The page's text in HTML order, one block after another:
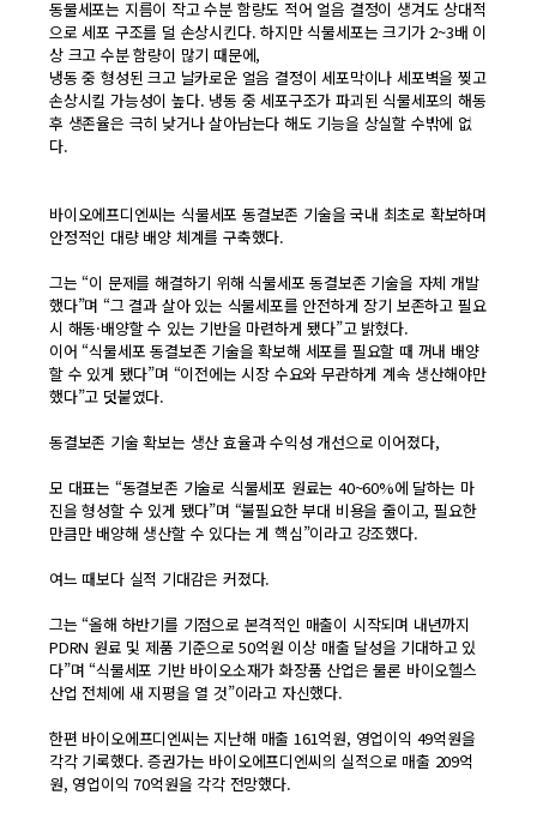
동물세포는 지름이 작고 수분 함량도 적어 얼음 결정이 생겨도 상대적
으로 세포 구조를 덜 손상시킨다. 하지만 식물세포는 크기가 2~3배 이
상 크고 수분 함량이 많기 때문에,
냉동 중 형성된 크고 날카로운 얼음 결정이 세포막이나 세포벽을 찢고
손상시킬 가능성이 높다. 냉동 중 세포구조가 파괴된 식물세포의 해동
후 생존율은 극히 낮거나 살아남는다 해도 기능을 상실할 수밖에 없
다.
바이오에프디엔씨는 식물세포 동결보존 기술을 국내 최초로 확보하며
안정적인 대량 배양 체계를 구축했다.
그는 “이 문제를 해결하기 위해 식물세포 동결보존 기술을 자체 개발
했다”며 “그 결과 살아 있는 식물세포를 안전하게 장기 보존하고 필요
시 해동·배양할 수 있는 기반을 마련하게 됐다”고 밝혔다.
이어 “식물세포 동결보존 기술을 확보해 세포를 필요할 때 꺼내 배양
할 수 있게 됐다”며 “이전에는 시장 수요와 무관하게 계속 생산해야만
했다”고 덧붙였다.
동결보존 기술 확보는 생산 효율과 수익성 개선으로 이어졌다,
모 대표는 “동결보존 기술로 식물세포 원료는 40~60%에 달하는 마
진을 형성할 수 있게 됐다”며 “불필요한 부대 비용을 줄이고, 필요한
만큼만 배양해 생산할 수 있다는 게 핵심”이라고 강조했다.
여느 때보다 실적 기대감은 커졌다.
그는 “올해 하반기를 기점으로 본격적인 매출이 시작되며 내년까지
PDRN 원료 및 제품 기준으로 50억원 이상 매출 달성을 기대하고 있
다”며 “식물세포 기반 바이오소재가 화장품 산업은 물론 바이오헬스
산업 전체에 새 지평을 열 것”이라고 자신했다.
한편 바이오에프디엔씨는 지난해 매출 161억원, 영업이익 49억원을
각각 기록했다. 증권가는 바이오에프디엔씨의 실적으로 매출 209억
원, 영업이익 70억원을 각각 전망했다.